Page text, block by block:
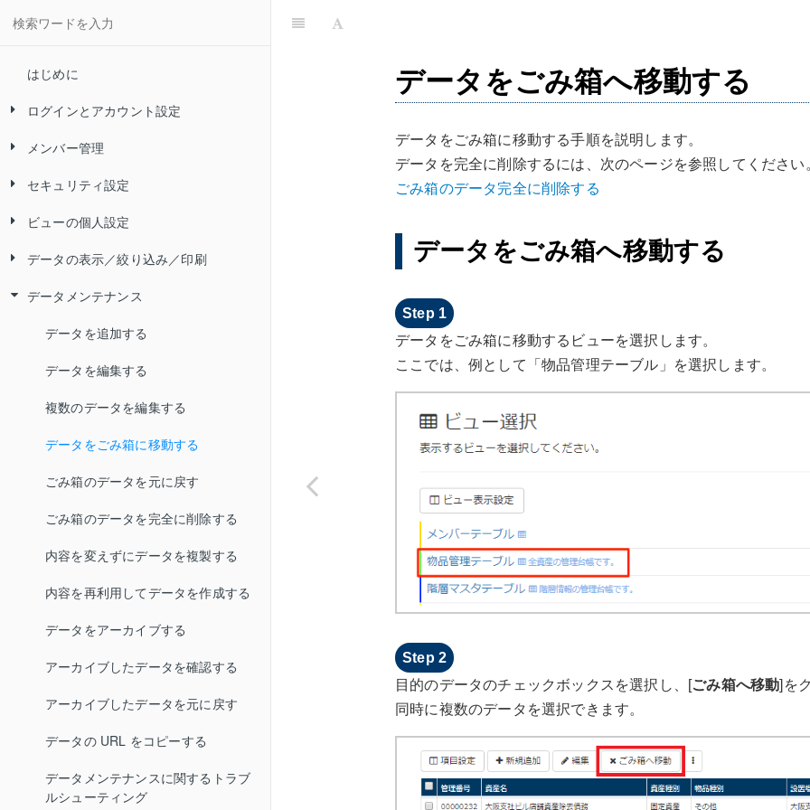
はじめに
ログインとアカウント設定
Convi.BASE にログインする
Convi.BASE からログアウトする
自分のパスワードを変更する
自分のパスワードをリセットする
二要素認証とは
二要素認証を有効にする
自分の二要素認証を無効にする
二要素認証のトラブルシューティ
ログインに関するトラブルシューテ
メンバー管理
メンバーを追加する（アカウントの
削除）
ログイン ID を変更する
メンバーのパスワードを変更する
メンバーの二要素認証を無効にする
セキュリティ設定
アカウントロックを設定／解除する
パスワードポリシーを設定する
IP アドレス制限を設定する
SAML 認証を設定する
ビューの個人設定
ビューを検索する
ビューをお気に入りに登録する
ビューの表示・非表示を切り替える
データの表示／絞り込み／印刷
ビューのデータを表示する
フィルターを使ってデータを絞り込
絞り込む
表示する項目の表示・非表示を切り
る
データメンテナンス
データを追加する
データを編集する
複数のデータを編集する
データをごみ箱に移動する
ごみ箱のデータを元に戻す
ごみ箱のデータを完全に削除する
内容を変えずにデータを複製する
内容を再利用してデータを作成する
データをアーカイブする
アーカイブしたデータを確認する
アーカイブしたデータを元に戻す
データの URL をコピーする
データメンテナンスに関するトラブ
ルシューティング
データをごみ箱へ移動する
データをごみ箱に移動する手順を説明します。
データを完全に削除するには、次のページを参照してください
ごみ箱のデータ完全に削除する
データをごみ箱へ移動する
データをごみ箱に移動するビューを選択します。
ここでは、例として「物品管理テーブル」を選択します。
目的のデータのチェックボックスを選択し、[ごみ箱へ移動]を
同時に複数のデータを選択できます。